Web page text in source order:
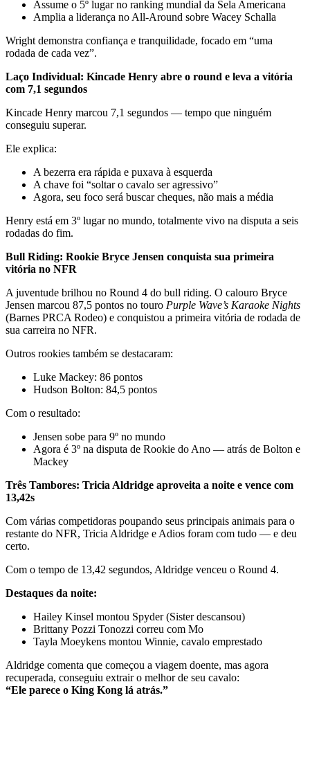
Assume o 5º lugar no ranking mundial da Sela Americana
Amplia a liderança no All-Around sobre Wacey Schalla
Wright demonstra confiança e tranquilidade, focado em “uma
rodada de cada vez”.
Laço Individual: Kincade Henry abre o round e leva a vitória
com 7,1 segundos
Kincade Henry marcou 7,1 segundos — tempo que ninguém
conseguiu superar.
Ele explica:
A bezerra era rápida e puxava à esquerda
A chave foi “soltar o cavalo ser agressivo”
Agora, seu foco será buscar cheques, não mais a média
Henry está em 3º lugar no mundo, totalmente vivo na disputa a seis
rodadas do fim.
Bull Riding: Rookie Bryce Jensen conquista sua primeira
vitória no NFR
A juventude brilhou no Round 4 do bull riding. O calouro Bryce
Jensen marcou 87,5 pontos no touro Purple Wave’s Karaoke Nights
(Barnes PRCA Rodeo) e conquistou a primeira vitória de rodada de
sua carreira no NFR.
Outros rookies também se destacaram:
Luke Mackey: 86 pontos
Hudson Bolton: 84,5 pontos
Com o resultado:
Jensen sobe para 9º no mundo
Agora é 3º na disputa de Rookie do Ano — atrás de Bolton e
Mackey
Três Tambores: Tricia Aldridge aproveita a noite e vence com
13,42s
Com várias competidoras poupando seus principais animais para o
restante do NFR, Tricia Aldridge e Adios foram com tudo — e deu
certo.
Com o tempo de 13,42 segundos, Aldridge venceu o Round 4.
Destaques da noite:
Hailey Kinsel montou Spyder (Sister descansou)
Brittany Pozzi Tonozzi correu com Mo
Tayla Moeykens montou Winnie, cavalo emprestado
Aldridge comenta que começou a viagem doente, mas agora
recuperada, conseguiu extrair o melhor de seu cavalo:
“Ele parece o King Kong lá atrás.”